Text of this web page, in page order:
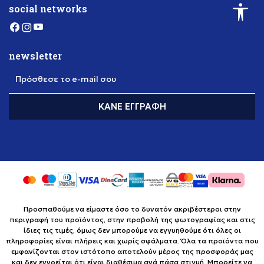
social networks
newsletter
Πρόσθεσε το e-mail σου
ΚΆΝΕ ΕΓΓΡΑΦΉ
Προσπαθούμε να είμαστε όσο το δυνατόν ακριβέστεροι στην
περιγραφή του προϊόντος, στην προβολή της φωτογραφίας και στις
ίδιες τις τιμές, όμως δεν μπορούμε να εγγυηθούμε ότι όλες οι
πληροφορίες είναι πλήρεις και χωρίς σφάλματα. Όλα τα προϊόντα που
εμφανίζονται στον ιστότοπο αποτελούν μέρος της προσφοράς μας
και δεν εννοείται ότι είναι διαθέσιμα ανά πάσα στιγμή. Μπορείτε να